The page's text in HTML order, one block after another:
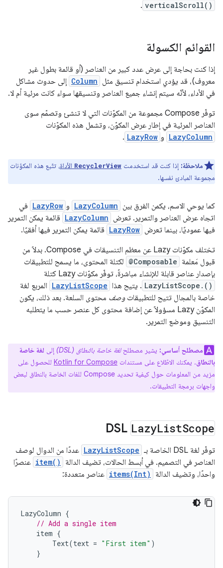
verticalScroll()
.
القوائم الكسولة
إذا كنت بحاجة إلى عرض عدد كبير من العناصر (أو قائمة بطول غير
معروف)، قد يؤدي استخدام تنسيق مثل Column إلى حدوث مشاكل
في الأداء، لأنّه سيتم إنشاء جميع العناصر وتنسيقها سواء كانت مرئية أم لا.
توفّر Compose مجموعة من المكوّنات التي لا تنشئ وتصمّم سوى
العناصر المرئية في إطار عرض المكوّن، وتشمل هذه المكوّنات
LazyColumn و LazyRow
.
ملاحظة: إذا كنت قد استخدمت RecyclerView الأداة، تتّبع هذه المكوّنات
مجموعة المبادئ نفسها.
كما يوحي الاسم، يكمن الفرق بين LazyColumn و LazyRow في
اتجاه عرض العناصر والتمرير. تعرض LazyColumn قائمة يمكن التمرير
فيها عموديًا، بينما تعرض LazyRow قائمة يمكن التمرير فيها أفقيًا.
تختلف مكوّنات Lazy عن معظم التنسيقات في Compose. بدلاً من
قبول مَعلمة @Composable لكتلة المحتوى، ما يسمح للتطبيقات
بإصدار عناصر قابلة للإنشاء مباشرةً، توفّر مكوّنات Lazy كتلة
LazyListScope.() . يتيح هذا LazyListScope المربع لغة
خاصة بالمجال تتيح للتطبيقاتوصف محتوى السلعة. بعد ذلك، يكون
المكوّن Lazy مسؤولاً عن إضافة محتوى كل عنصر حسب ما يتطلبه
التنسيق وموضع التمرير.
مصطلح أساسي: يشير مصطلحلغة خاصة بالنطاق (DSL) إلى لغة خاصة
بالنطاق. يمكنك الاطّلاع على مستندات Kotlin for Compose للحصول على
مزيد من المعلومات حول كيفية تحديد Compose للغات الخاصة بالنطاق لبعض
واجهات برمجة التطبيقات.
LazyListScope
توفّر لغة DSL الخاصة بـ LazyListScope عددًا من الدوال لوصف
العناصر في التصميم. في أبسط الحالات، تضيف الدالة
item() عنصرًا
واحدًا، وتضيف الدالة
items(Int) عناصر متعددة:
LazyColumn {
// Add a single item
item {
Text(text = "First item" )
}